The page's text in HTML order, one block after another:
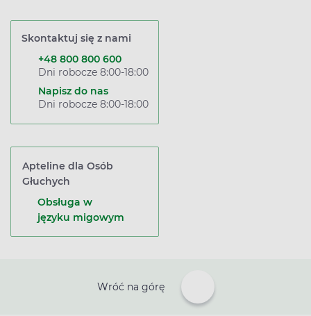
Skontaktuj się z nami
+48 800 800 600
Dni robocze 8:00-18:00
Napisz do nas
Dni robocze 8:00-18:00
Apteline dla Osób
Głuchych
Obsługa w
języku migowym
Wróć na górę